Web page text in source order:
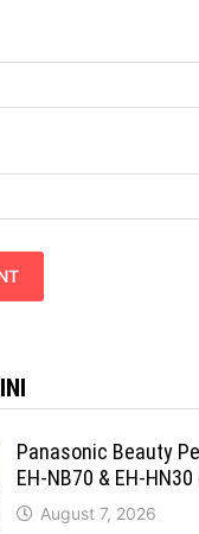
Panasonic Beauty
EH-NB70 & EH-HN30
August 7, 2026